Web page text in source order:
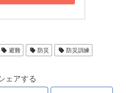
避難 防災 防災訓練
ェアする